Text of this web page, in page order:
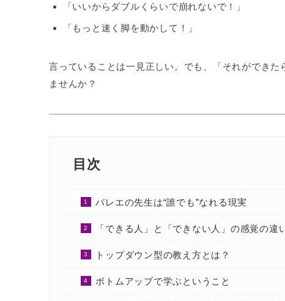
「いいからダブルくらいで崩れないで！」
「もっと速く脚を動かして！」
言っていることは一見正しい。でも、「それができ
ませんか？
目次
バレエの先生は“誰でも”なれる現実
「できる人」と「できない人」の感覚の違
トップダウン型の教え方とは？
ボトムアップで学ぶということ